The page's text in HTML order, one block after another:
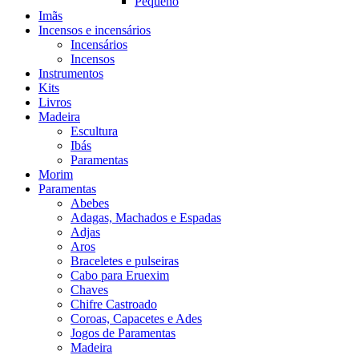
Imãs
Incensos e incensários
Incensários
Incensos
Instrumentos
Kits
Livros
Madeira
Escultura
Ibás
Paramentas
Morim
Paramentas
Abebes
Adagas, Machados e Espadas
Adjas
Aros
Braceletes e pulseiras
Cabo para Eruexim
Chaves
Chifre Castroado
Coroas, Capacetes e Ades
Jogos de Paramentas
Madeira